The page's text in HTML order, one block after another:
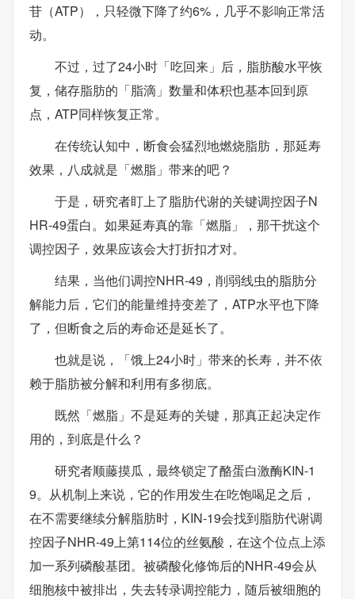
苷（ATP），只轻微下降了约6%，几乎不影响正常活
动。
不过，过了24小时「吃回来」后，脂肪酸水平恢
复，储存脂肪的「脂滴」数量和体积也基本回到原
点，ATP同样恢复正常。
在传统认知中，断食会猛烈地燃烧脂肪，那延寿
效果，八成就是「燃脂」带来的吧？
于是，研究者盯上了脂肪代谢的关键调控因子N
HR-49蛋白。如果延寿真的靠「燃脂」，那干扰这个
调控因子，效果应该会大打折扣才对。
结果，当他们调控NHR-49，削弱线虫的脂肪分
解能力后，它们的能量维持变差了，ATP水平也下降
了，但断食之后的寿命还是延长了。
也就是说，「饿上24小时」带来的长寿，并不依
赖于脂肪被分解和利用有多彻底。
既然「燃脂」不是延寿的关键，那真正起决定作
用的，到底是什么？
研究者顺藤摸瓜，最终锁定了酪蛋白激酶KIN-1
9。从机制上来说，它的作用发生在吃饱喝足之后，
在不需要继续分解脂肪时，KIN-19会找到脂肪代谢调
控因子NHR-49上第114位的丝氨酸，在这个位点上添
加一系列磷酸基团。被磷酸化修饰后的NHR-49会从
细胞核中被排出，失去转录调控能力，随后被细胞的